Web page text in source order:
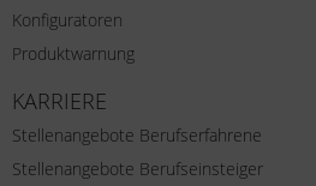
Konfiguratoren
Produktwarnung
KARRIERE
Stellenangebote Berufserfahrene
Stellenangebote Berufseinsteiger